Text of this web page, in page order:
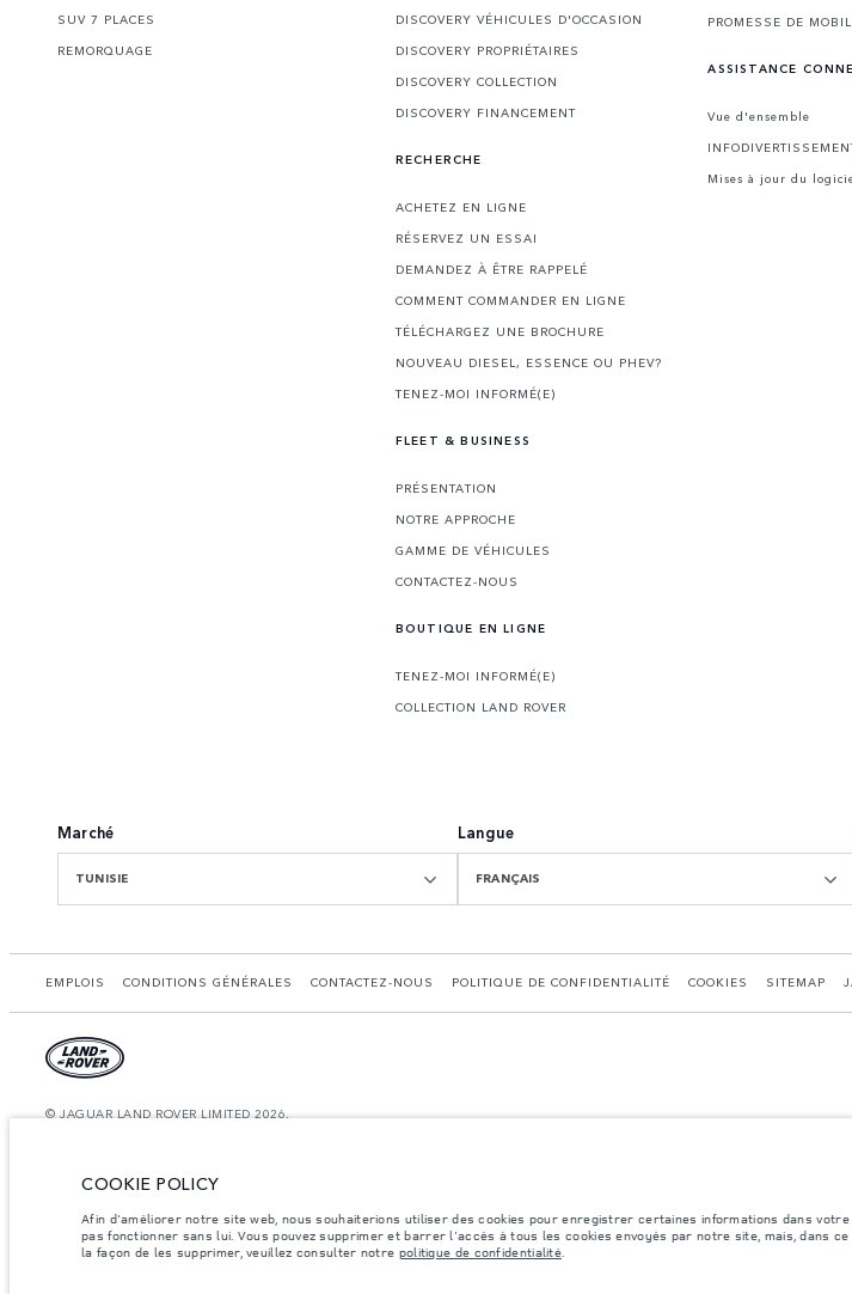
SUV 7 PLACES
REMORQUAGE
DISCOVERY VÉHICULES D'OCCASION
DISCOVERY PROPRIÉTAIRES
DISCOVERY COLLECTION
DISCOVERY FINANCEMENT
RECHERCHE
ACHETEZ EN LIGNE
RÉSERVEZ UN ESSAI
DEMANDEZ À ÊTRE RAPPELÉ
COMMENT COMMANDER EN LIGNE
TÉLÉCHARGEZ UNE BROCHURE
NOUVEAU DIESEL, ESSENCE OU PHEV?
TENEZ-MOI INFORMÉ(E)
FLEET & BUSINESS
PRÉSENTATION
NOTRE APPROCHE
GAMME DE VÉHICULES
CONTACTEZ-NOUS
BOUTIQUE EN LIGNE
TENEZ-MOI INFORMÉ(E)
COLLECTION LAND ROVER
PROMESSE DE
ASSISTANCE
Vue d'ensemble
Mises à jour du
Marché
TUNISIE
Langue
FRANÇAIS
EMPLOIS CONDITIONS GÉNÉRALES CONTACTEZ-NOUS POLITIQUE DE CONFIDENTIALITÉ COOKIES SITEMAP
© JAGUAR LAND ROVER LIMITED 2026.
Les chiff res fournis proviennent de tests officiels effectués par le fabricant conformément å la législation européenne en vigueur. La
informations sur la disponibilité et les prix.
Les poids indiqués correspondent à des spécifications de véhicule standard. Les accessoires et autres éléments montés après le
COOKIE POLICY
Afin d'améliorer notre site web, nous souhaiterions utiliser des cookies pour enregistrer certaines informations dans
pas fonctionner sans lui. Vous pouvez supprimer et barrer l'accès à tous les cookies envoyés par notre site, mais, dans
la façon de les supprimer, veuillez consulter notre politique de confidentialité.